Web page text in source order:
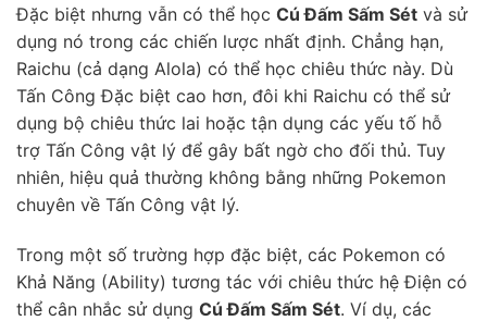
Đặc biệt nhưng vẫn có thể học Cú Đấm Sấm Sét và sử
dụng nó trong các chiến lược nhất định. Chẳng hạn,
Raichu (cả dạng Alola) có thể học chiêu thức này. Dù
Tấn Công Đặc biệt cao hơn, đôi khi Raichu có thể sử
dụng bộ chiêu thức lai hoặc tận dụng các yếu tố hỗ
trợ Tấn Công vật lý để gây bất ngờ cho đối thủ. Tuy
nhiên, hiệu quả thường không bằng những Pokemon
chuyên về Tấn Công vật lý.
Trong một số trường hợp đặc biệt, các Pokemon có
Khả Năng (Ability) tương tác với chiêu thức hệ Điện có
thể cân nhắc sử dụng Cú Đấm Sấm Sét. Ví dụ, các